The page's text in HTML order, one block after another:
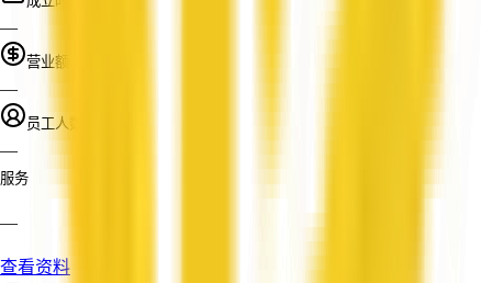
—
营业额
—
员工人数
—
服务
—
查看资料